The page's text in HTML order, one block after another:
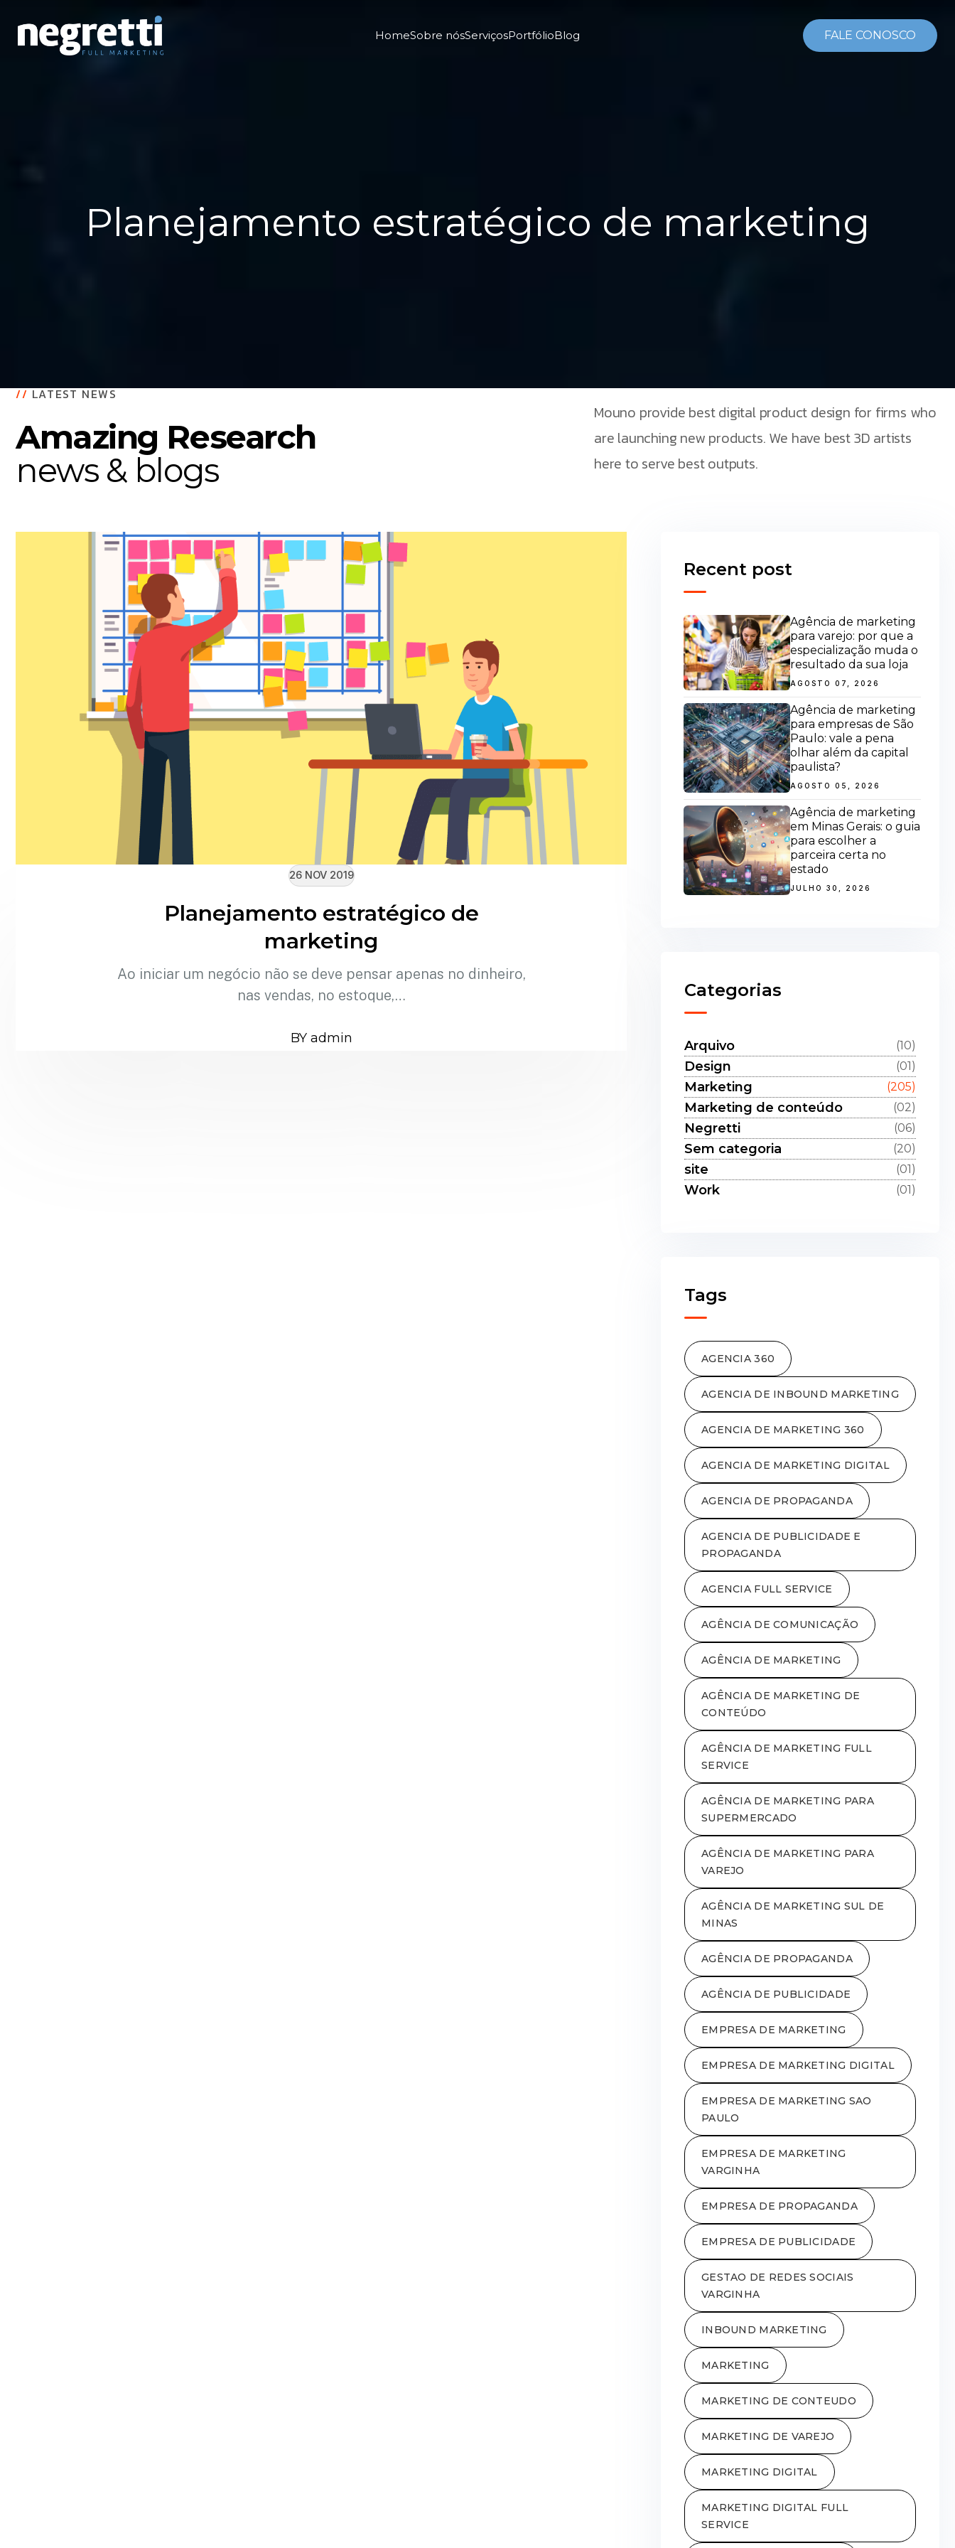
HomeSobre nósServiçosPortfólioBlog FALE CONOSCO
Planejamento estratégico de marketing
//LATEST NEWS
Amazing Research
news & blogs
Mouno provide best digital product design for firms who
are launching new products. We have best 3D artists
here to serve best outputs.
26 NOV 2019
Planejamento estratégico de
marketing
Ao iniciar um negócio não se deve pensar apenas no dinheiro,
nas vendas, no estoque,…
BY admin
Recent post
Agência de marketing
para varejo: por que a
especialização muda o
resultado da sua loja
AGOSTO 07, 2026
Agência de marketing
para empresas de São
Paulo: vale a pena
olhar além da capital
paulista?
AGOSTO 05, 2026
Agência de marketing
em Minas Gerais: o guia
para escolher a
parceira certa no
estado
JULHO 30, 2026
Categorias
Arquivo (10)
Design (01)
Marketing (205)
Marketing de conteúdo (02)
Negretti (06)
Sem categoria (20)
site (01)
Work (01)
Tags
AGENCIA 360
AGENCIA DE INBOUND MARKETING
AGENCIA DE MARKETING 360
AGENCIA DE MARKETING DIGITAL
AGENCIA DE PROPAGANDA
AGENCIA DE PUBLICIDADE E
PROPAGANDA
AGENCIA FULL SERVICE
AGÊNCIA DE COMUNICAÇÃO
AGÊNCIA DE MARKETING
AGÊNCIA DE MARKETING DE
CONTEÚDO
AGÊNCIA DE MARKETING FULL
SERVICE
AGÊNCIA DE MARKETING PARA
SUPERMERCADO
AGÊNCIA DE MARKETING PARA
VAREJO
AGÊNCIA DE MARKETING SUL DE
MINAS
AGÊNCIA DE PROPAGANDA
AGÊNCIA DE PUBLICIDADE
EMPRESA DE MARKETING
EMPRESA DE MARKETING DIGITAL
EMPRESA DE MARKETING SAO
PAULO
EMPRESA DE MARKETING
VARGINHA
EMPRESA DE PROPAGANDA
EMPRESA DE PUBLICIDADE
GESTAO DE REDES SOCIAIS
VARGINHA
INBOUND MARKETING
MARKETING
MARKETING DE CONTEUDO
MARKETING DE VAREJO
MARKETING DIGITAL
MARKETING DIGITAL FULL
SERVICE